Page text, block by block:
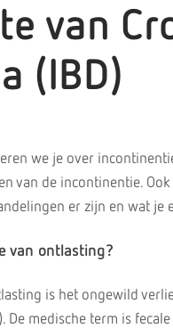
van
(IBD)
we je over
van de incontinentie.
er zijn en wat je
van ontlasting?
is het ongewild
De medische term is